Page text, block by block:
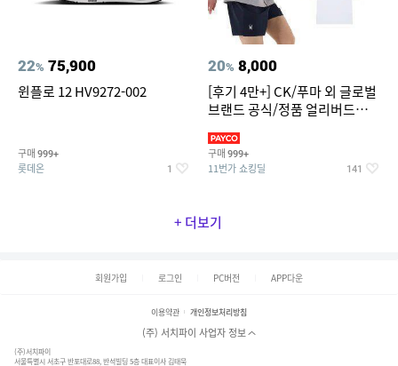
22% 75,900
윈플로 12 HV9272-002
구매 999+
롯데온 1
20% 8,000
[후기 4만+] CK/푸마 외 글로벌
브랜드 공식/정품 얼리버드
구매 999+
11번가 쇼킹딜 141
+ 더보기
회원가입 로그인 PC버전 APP다운
이용약관 개인정보처리방침
(주) 서치파이 사업자 정보
(주)서치파이
서울특별시 서초구 반포대로88, 반석빌딩 5층 대표이사 김태묵